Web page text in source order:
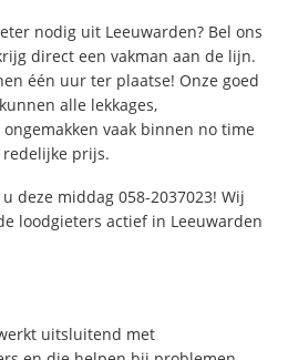
nodig uit Leeuwarden? Bel ons
direct een vakman aan de lijn.
één uur ter plaatse! Onze goed
alle lekkages,
vaak binnen no time
prijs.
deze middag 058-2037023! Wij
loodgieters actief in Leeuwarden
uitsluitend met